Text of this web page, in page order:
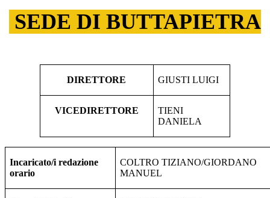
SEDE DI BUTTAPIETRA
DIRETTORE GIUSTI LUIGI
VICEDIRETTORE
TIENI
DANIELA
Incaricato/i redazione
orario
COLTRO TIZIANO/GIORDANO
MANUEL